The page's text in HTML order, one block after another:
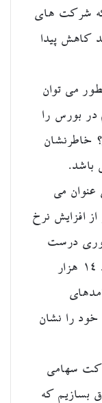
که شرکت های
کاهش پیدا
می توان
در بورس را
خاطرنشان
باشد.
عنوان می
افزایش نرخ
درست
باشد. در حال حاضر ما چیزی حدود ۱۴ هزار
را نشان
سهامی
بسازیم که